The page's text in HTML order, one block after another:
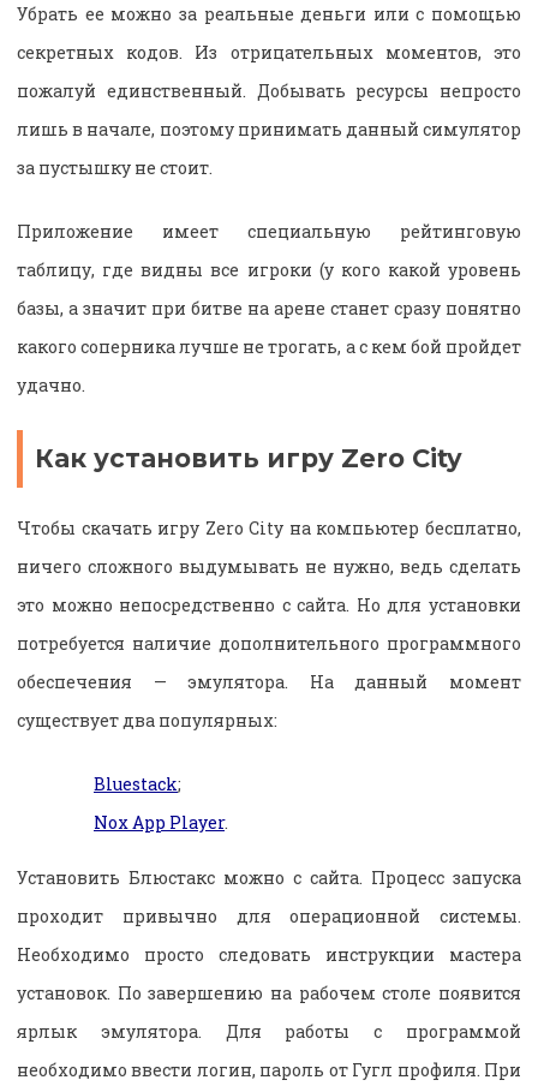
Убрать ее можно за реальные деньги или с помощью
секретных кодов. Из отрицательных моментов, это
пожалуй единственный. Добывать ресурсы непросто
лишь в начале, поэтому принимать данный симулятор
за пустышку не стоит.
Приложение имеет специальную рейтинговую
таблицу, где видны все игроки (у кого какой уровень
базы, а значит при битве на арене станет сразу понятно
какого соперника лучше не трогать, а с кем бой пройдет
удачно.
Как установить игру Zero City
Чтобы скачать игру Zero City на компьютер бесплатно,
ничего сложного выдумывать не нужно, ведь сделать
это можно непосредственно с сайта. Но для установки
потребуется наличие дополнительного программного
обеспечения — эмулятора. На данный момент
существует два популярных:
Bluestack;
Nox App Player.
Установить Блюстакс можно с сайта. Процесс запуска
проходит привычно для операционной системы.
Необходимо просто следовать инструкции мастера
установок. По завершению на рабочем столе появится
ярлык эмулятора. Для работы с программой
необходимо ввести логин, пароль от Гугл профиля. При